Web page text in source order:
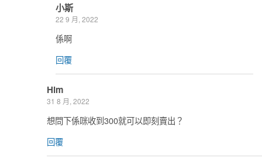
小斯
22 9 月, 2022
係啊
回覆
Him
31 8 月, 2022
想問下係咪收到300就可以即刻賣出？
回覆